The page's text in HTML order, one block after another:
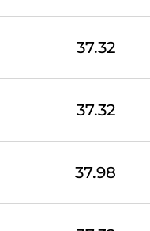
37.32
37.32
37.98